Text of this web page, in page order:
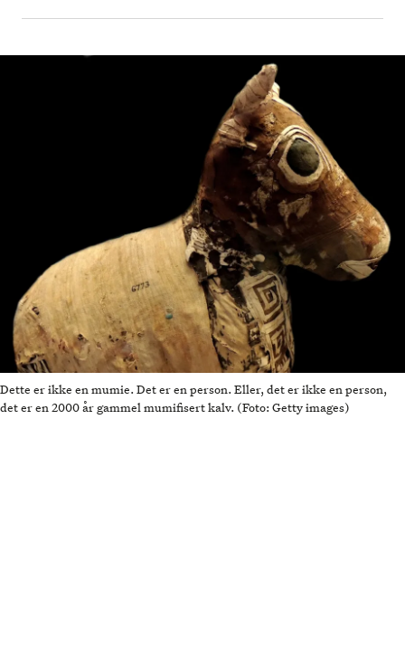
Dette er ikke en mumie. Det er en person. Eller, det er ikke en person,
det er en 2000 år gammel mumifisert kalv. (Foto: Getty images)